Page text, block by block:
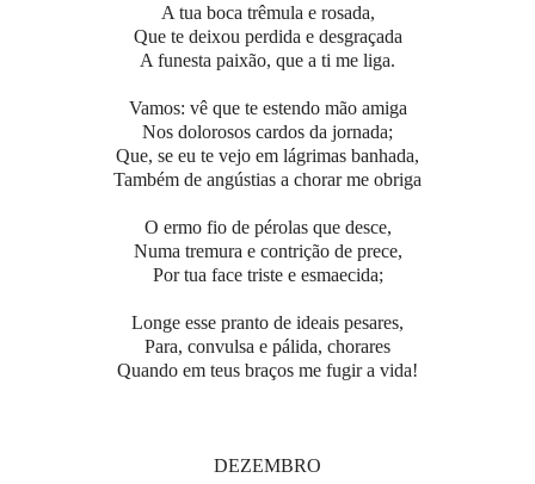
A tua boca trêmula e rosada,
Que te deixou perdida e desgraçada
A funesta paixão, que a ti me liga.
Vamos: vê que te estendo mão amiga
Nos dolorosos cardos da jornada;
Que, se eu te vejo em lágrimas banhada,
Também de angústias a chorar me obriga
O ermo fio de pérolas que desce,
Numa tremura e contrição de prece,
Por tua face triste e esmaecida;
Longe esse pranto de ideais pesares,
Para, convulsa e pálida, chorares
Quando em teus braços me fugir a vida!
DEZEMBRO